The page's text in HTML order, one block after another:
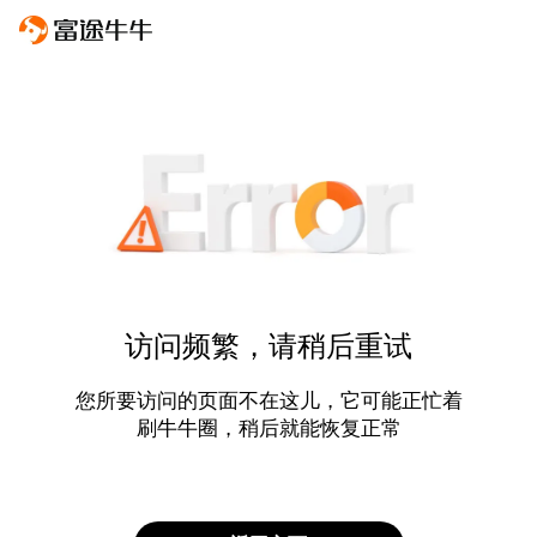
访问频繁，请稍后重试
您所要访问的页面不在这儿，它可能正忙着
刷牛牛圈，稍后就能恢复正常